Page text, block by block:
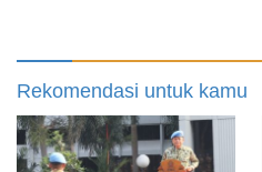
Rekomendasi untuk kamu